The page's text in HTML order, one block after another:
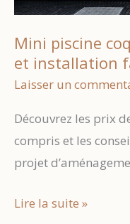
Mini piscine
et installation
Laisser un
Découvrez les prix
compris et les
projet
Mini
Lire la suite »